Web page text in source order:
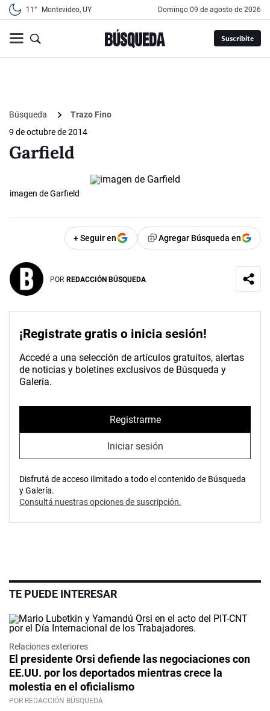
11° Montevideo, UY domingo 09 de agosto de 2026
Suscribite
Búsqueda
Trazo Fino
9 de octubre de 2014
Garfield
imagen de Garfield
+ Seguir en Agregar Búsqueda en
POR REDACCIÓN BÚSQUEDA
¡Registrate gratis o inicia sesión!
Accedé a una selección de artículos gratuitos, alertas
de noticias y boletines exclusivos de Búsqueda y
Galería.
Registrarme
Iniciar sesión
Disfrutá de acceso ilimitado a todo el contenido de Búsqueda
y Galería.
Consultá nuestras opciones de suscripción.
TE PUEDE INTERESAR
Relaciones exteriores
El presidente Orsi defiende las negociaciones con
EE.UU. por los deportados mientras crece la
molestia en el oficialismo
POR REDACCIÓN BÚSQUEDA